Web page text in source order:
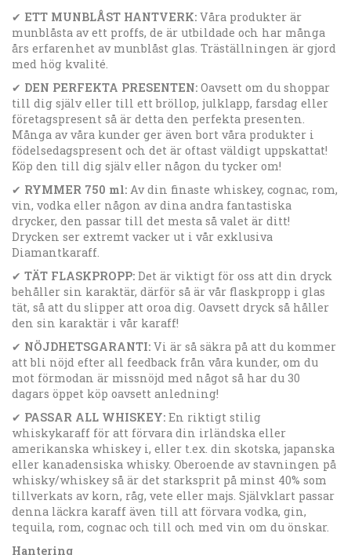
✔ ETT MUNBLÅST HANTVERK: Våra produkter är
munblåsta av ett proffs, de är utbildade och har många
års erfarenhet av munblåst glas. Träställningen är gjord
med hög kvalité.
✔ DEN PERFEKTA PRESENTEN: Oavsett om du shoppar
till dig själv eller till ett bröllop, julklapp, farsdag eller
företagspresent så är detta den perfekta presenten.
Många av våra kunder ger även bort våra produkter i
födelsedagspresent och det är oftast väldigt uppskattat!
Köp den till dig själv eller någon du tycker om!
✔ RYMMER 750 ml: Av din finaste whiskey, cognac, rom,
vin, vodka eller någon av dina andra fantastiska
drycker, den passar till det mesta så valet är ditt!
Drycken ser extremt vacker ut i vår exklusiva
Diamantkaraff.
✔ TÄT FLASKPROPP: Det är viktigt för oss att din dryck
behåller sin karaktär, därför så är vår flaskpropp i glas
tät, så att du slipper att oroa dig. Oavsett dryck så håller
den sin karaktär i vår karaff!
✔ NÖJDHETSGARANTI: Vi är så säkra på att du kommer
att bli nöjd efter all feedback från våra kunder, om du
mot förmodan är missnöjd med något så har du 30
dagars öppet köp oavsett anledning!
✔ PASSAR ALL WHISKEY: En riktigt stilig
whiskykaraff för att förvara din irländska eller
amerikanska whiskey i, eller t.ex. din skotska, japanska
eller kanadensiska whisky. Oberoende av stavningen på
whisky/whiskey så är det starksprit på minst 40% som
tillverkats av korn, råg, vete eller majs. Självklart passar
denna läckra karaff även till att förvara vodka, gin,
tequila, rom, cognac och till och med vin om du önskar.
Hantering